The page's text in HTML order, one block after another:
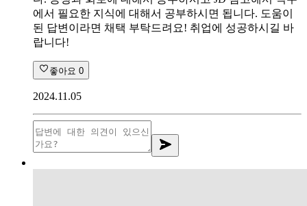
에서 필요한 지식에 대해서 공부하시면 됩니다. 도움이
된 답변이라면 채택 부탁드려요! 취업에 성공하시길 바
랍니다!
좋아요 0
2024.11.05